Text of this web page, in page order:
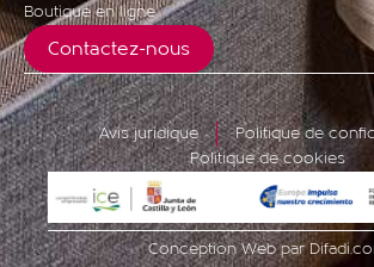
Boutique en ligne
Contactez-nous
Avis juridique
Politique de
Politique de cookies
Conception Web par